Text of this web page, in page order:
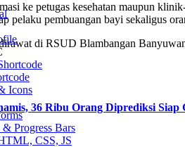
Icons
& Progress Bars
CSS, JS
ke petugas kesehatan maupun
pelaku pembuangan bayi sekaligus
di RSUD Blambangan
36 Ribu Orang Diprediksi